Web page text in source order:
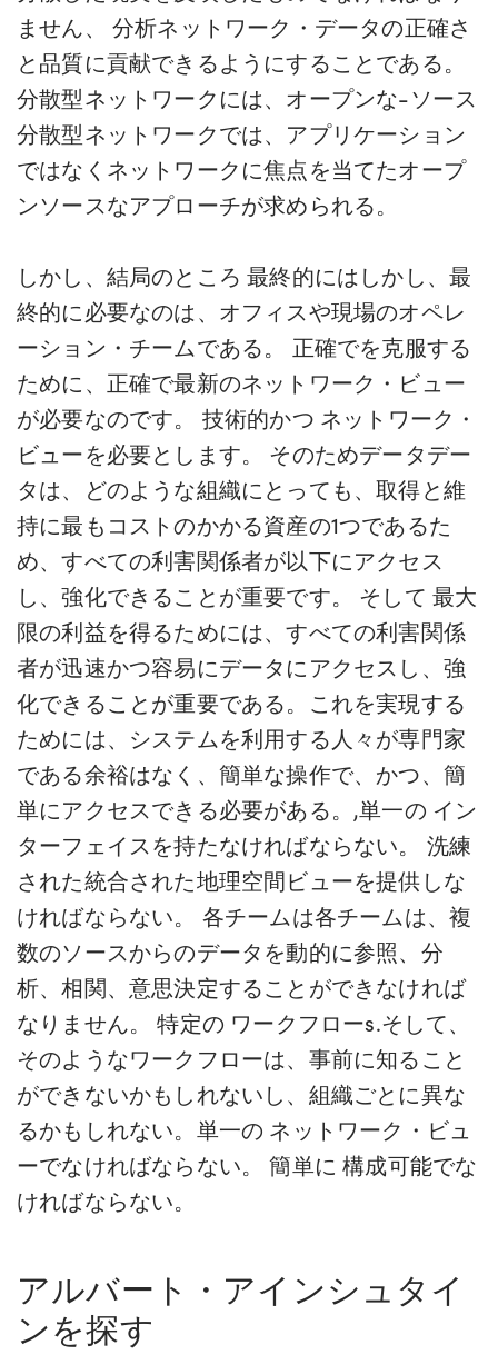
ません、 分析ネットワーク・データの正確さ
と品質に貢献できるようにすることである。
分散型ネットワークには、オープンな-ソース
分散型ネットワークでは、アプリケーション
ではなくネットワークに焦点を当てたオープ
ンソースなアプローチが求められる。
しかし、結局のところ最終的にはしかし、最
終的に必要なのは、オフィスや現場のオペレ
ーション・チームである。 正確でを克服する
ために、正確で最新のネットワーク・ビュー
が必要なのです。 技術的かつ ネットワーク・
ビューを必要とします。 そのためデータデー
タは、どのような組織にとっても、取得と維
持に最もコストのかかる資産の1つであるた
め、すべての利害関係者が以下にアクセス
し、強化できることが重要です。 そして最大
限の利益を得るためには、すべての利害関係
者が迅速かつ容易にデータにアクセスし、強
化できることが重要である。これを実現する
ためには、システムを利用する人々が専門家
である余裕はなく、簡単な操作で、かつ、簡
単にアクセスできる必要がある。 ,単一の イン
ターフェイスを持たなければならない。 洗練
された統合された地理空間ビューを提供しな
ければならない。 各チームは各チームは、複
数のソースからのデータを動的に参照、分
析、相関、意思決定することができなければ
なりません。特定の ワークフローs.そして、
そのようなワークフローは、事前に知ること
ができないかもしれないし、組織ごとに異な
るかもしれない。 単一の ネットワーク・ビュ
ーでなければならない。簡単に構成可能でな
ければならない。
アルバート・アインシュタイ
ンを探す